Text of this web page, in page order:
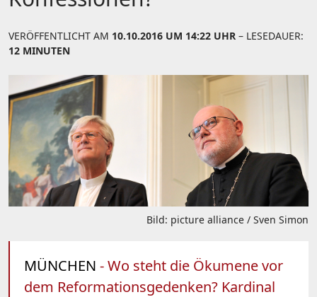
VERÖFFENTLICHT AM 10.10.2016 UM 14:22 UHR – LESEDAUER:
12 MINUTEN
Bild: picture alliance / Sven Simon
MÜNCHEN - Wo steht die Ökumene vor
dem Reformationsgedenken? Kardinal